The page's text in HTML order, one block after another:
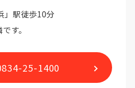
」駅徒歩10分
す。
25-1400